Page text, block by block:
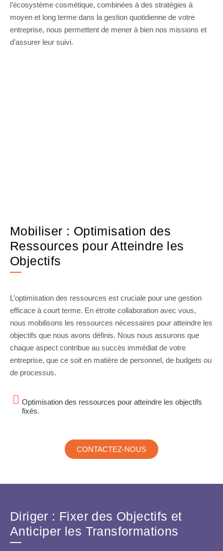
l’écosystème cosmétique, combinées à des stratégies à
moyen et long terme dans la gestion quotidienne de votre
entreprise, nous permettent de mener à bien nos missions et
d’assurer leur suivi.
Mobiliser : Optimisation des
Ressources pour Atteindre les
Objectifs
L’optimisation des ressources est cruciale pour une gestion
efficace à court terme. En étroite collaboration avec vous,
nous mobilisons les ressources nécessaires pour atteindre les
objectifs que nous avons définis. Nous nous assurons que
chaque aspect contribue au succès immédiat de votre
entreprise, que ce soit en matière de personnel, de budgets ou
de processus.
Optimisation des ressources pour atteindre les objectifs
fixés.
CONTACTEZ-NOUS
Diriger : Fixer des Objectifs et
Anticiper les Transformations